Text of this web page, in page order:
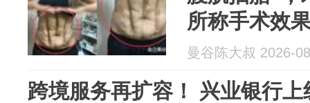
所称手术效
曼谷陈大叔 2026-
跨境服务再扩容！ 兴业银行